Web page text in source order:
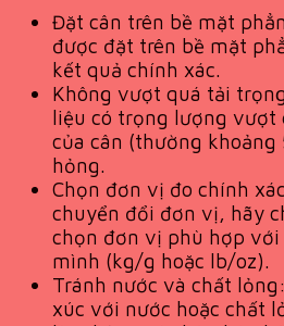
Đặt cân trên bề mặt
được đặt trên bề mặt
kết quả chính xác.
Không vượt quá tải
liệu có trọng lượng vượt
của cân (thường
hỏng.
Chọn đơn vị đo chính
chuyển đổi đơn vị, hãy
chọn đơn vị phù hợp với
mình (kg/g hoặc lb/oz).
Tránh nước và chất
xúc với nước hoặc chất